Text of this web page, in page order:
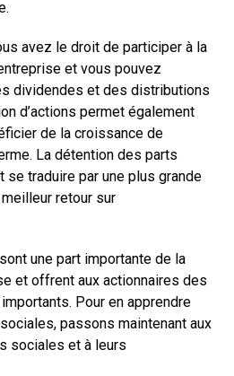
avez le droit de participer à la
et vous pouvez
dividendes et des distributions
d’actions permet également
de la croissance de
La détention des parts
traduire par une plus grande
retour sur
une part importante de la
et offrent aux actionnaires des
Pour en apprendre
passons maintenant aux
sociales et à leurs